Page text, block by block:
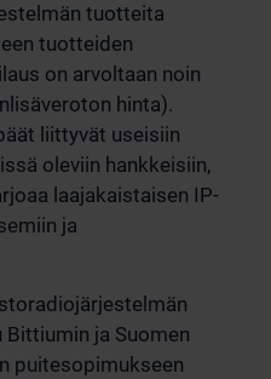
tuotteita
tuotteiden
on arvoltaan noin
hinta).
liittyvät useisiin
oleviin hankkeisiin,
laajakaistaisen IP-
ja
ja Suomen
puitesopimukseen